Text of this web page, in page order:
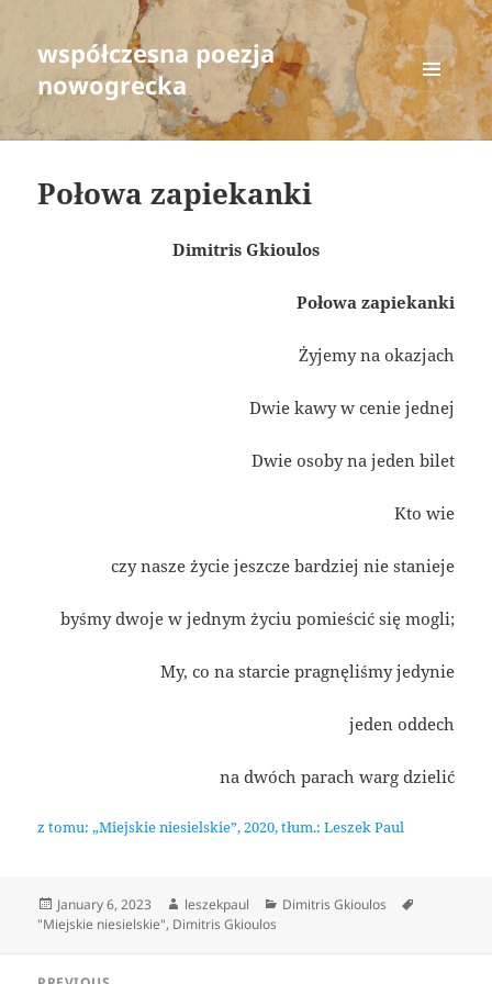
współczesna poezja
nowogrecka
MENU
AND
WIDGETS
Połowa zapiekanki
Dimitris Gkioulos
Połowa zapiekanki
Żyjemy na okazjach
Dwie kawy w cenie jednej
Dwie osoby na jeden bilet
Kto wie
czy nasze życie jeszcze bardziej nie stanieje
byśmy dwoje w jednym życiu pomieścić się mogli;
My, co na starcie pragnęliśmy jedynie
jeden oddech
na dwóch parach warg dzielić
z tomu: „Miejskie niesielskie”, 2020, tłum.: Leszek Paul
Posted
on
January 6, 2023 Author
leszekpaul Categories
Dimitris Gkioulos
Tags
"Miejskie niesielskie", Dimitris Gkioulos